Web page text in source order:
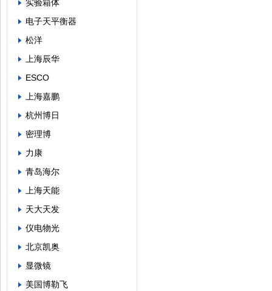
实验箱体
电子天平衡器
松洋
上海辰华
ESCO
上海嘉鹏
杭州博日
密理博
力康
青岛海尔
上海天能
天大天发
仪电物光
北京凯奥
显微镜
美国博勒飞